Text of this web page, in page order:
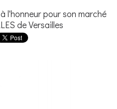
l'honneur pour son marché
de Versailles